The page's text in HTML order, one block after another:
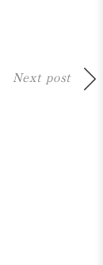
Next post